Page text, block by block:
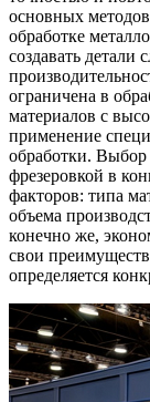
основных
обработке
создавать
ограничена в
материалов с
применение
обработки. Выбор
фрезеровкой в
факторов: типа
объема
конечно же,
свои
определяется